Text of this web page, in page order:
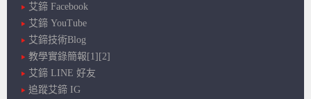
艾鍗 Facebook
艾鍗 YouTube
艾鍗技術Blog
教學實錄簡報[1] [2]
艾鍗 LINE 好友
追蹤艾鍗 IG